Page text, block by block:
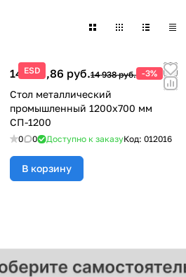
ESD
14 489,86 руб.14 938 руб. -3%
Стол металлический
промышленный 1200x700 мм
СП-1200
0 0 Доступно к заказуКод: 012016
В корзину